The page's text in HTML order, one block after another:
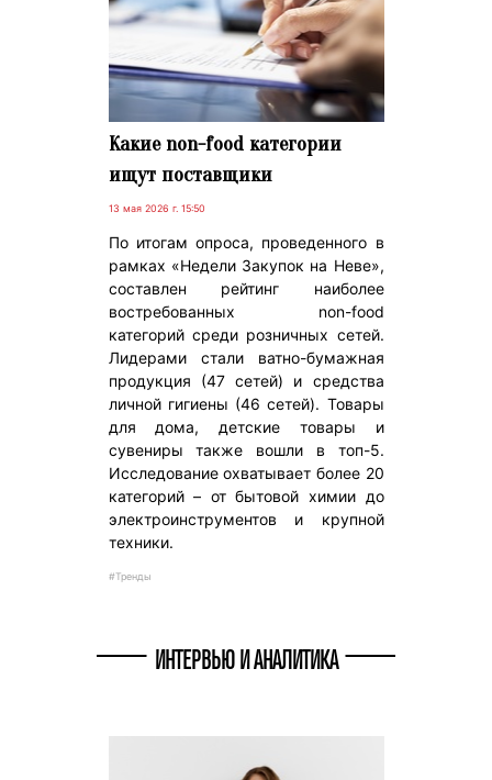
Какие non-food категории
ищут поставщики
13 мая 2026 г. 15:50
По итогам опроса, проведенного в
рамках «Недели Закупок на Неве»,
составлен рейтинг наиболее
востребованных non-food
категорий среди розничных сетей.
Лидерами стали ватно-бумажная
продукция (47 сетей) и средства
личной гигиены (46 сетей). Товары
для дома, детские товары и
сувениры также вошли в топ-5.
Исследование охватывает более 20
категорий – от бытовой химии до
электроинструментов и крупной
техники.
#Тренды
ИНТЕРВЬЮ И АНАЛИТИКА